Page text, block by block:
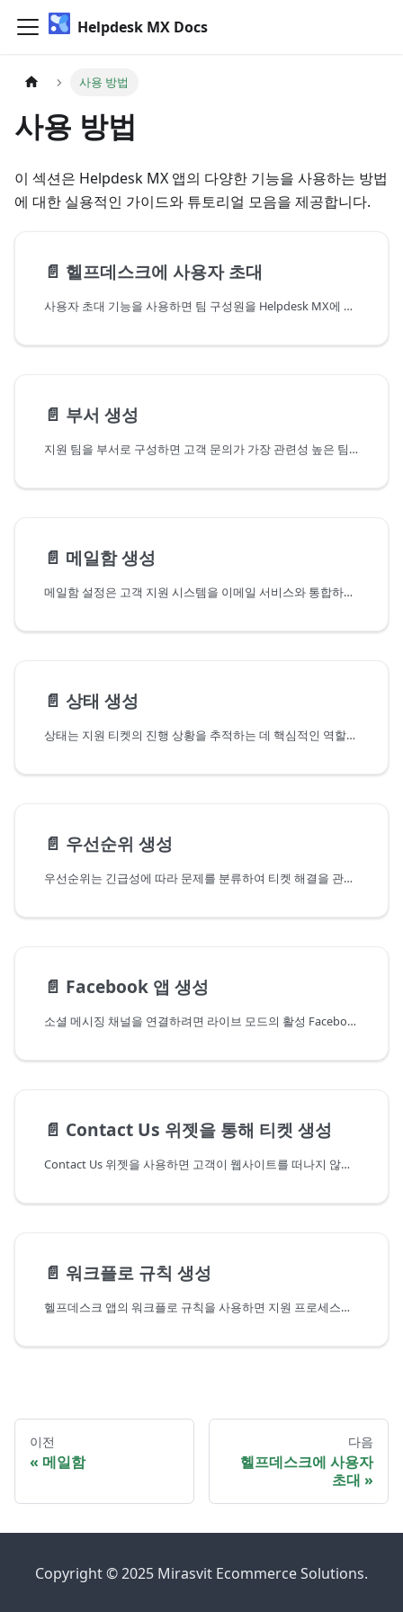
Helpdesk MX Docs
사용 방법
사용 방법
이 섹션은 Helpdesk MX 앱의 다양한 기능을 사용하는 방법
에 대한 실용적인 가이드와 튜토리얼 모음을 제공합니다.
📄️ 헬프데스크에 사용자 초대
사용자 초대 기능을 사용하면 팀 구성원을 Helpdesk MX에 안전하게 추가하여 지원 팀이
📄️ 부서 생성
지원 팀을 부서로 구성하면 고객 문의가 가장 관련성 높은 팀 구성원에 의해 처리되도록 보장하여
📄️ 메일함 생성
메일함 설정은 고객 지원 시스템을 이메일 서비스와 통합하는 데 중요하며,
📄️ 상태 생성
상태는 지원 티켓의 진행 상황을 추적하는 데 핵심적인 역할을 하며, 각 요청이 해결 프로세스에서
📄️ 우선순위 생성
우선순위는 긴급성에 따라 문제를 분류하여 티켓 해결을 관리하는 데 필수적입니다. 헬프데스크에서
📄️ Facebook 앱 생성
소셜 메시징 채널을 연결하려면 라이브 모드의 활성 Facebook 앱이 필요합니다.
📄️ Contact Us 위젯을 통해 티켓 생성
Contact Us 위젯을 사용하면 고객이 웹사이트를 떠나지 않고 빠르게 지원 요청을 제출할 수 있습니다.
📄️ 워크플로 규칙 생성
헬프데스크 앱의 워크플로 규칙을 사용하면 지원 프로세스를 자동화할 수 있습니다.
이전
메일함
다음
헬프데스크에 사용자
초대
Copyright © 2025 Mirasvit Ecommerce Solutions.